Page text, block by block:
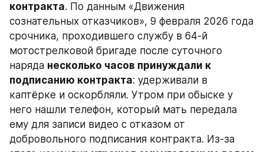
контракта. По данным «Движения
сознательных отказчиков», 9 февраля 2026 года
срочника, проходившего службу в 64-й
мотострелковой бригаде после суточного
наряда несколько часов принуждали к
подписанию контракта: удерживали в
каптёрке и оскорбляли. Утром при обыске у
него нашли телефон, который мать передала
ему для записи видео с отказом от
добровольного подписания контракта. Из-за